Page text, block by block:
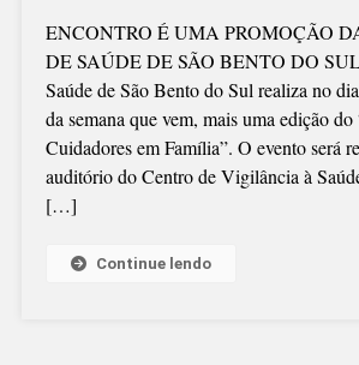
ENCONTRO É UMA PROMOÇÃO
DE SAÚDE DE SÃO BENTO DO
Saúde de São Bento do Sul realiza no
da semana que vem, mais uma edição
Cuidadores em Família”. O evento será
auditório do Centro de Vigilância à
[…]
Continue lendo